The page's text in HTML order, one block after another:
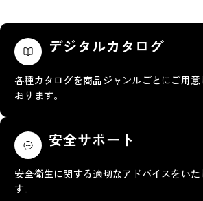
デジタルカタログ
各種カタログを商品ジャンルごとにご用意
おります。
安全サポート
安全衛生に関する適切なアドバイスをいた
す。